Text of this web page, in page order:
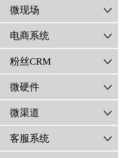
微现场
电商系统
粉丝CRM
微硬件
微渠道
客服系统